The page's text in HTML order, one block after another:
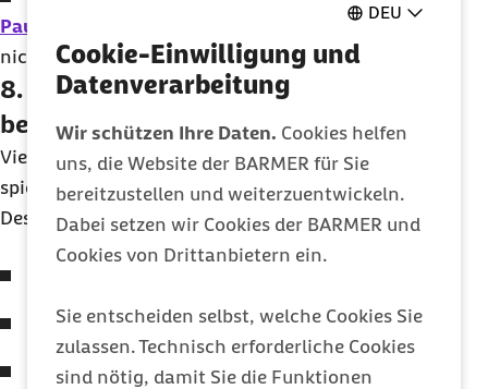
DEU
Cookie-Einwilligung und
Datenverarbeitung
Wir schützen Ihre Daten. Cookies helfen
uns, die Website der BARMER für Sie
bereitzustellen und weiterzuentwickeln.
Dabei setzen wir Cookies der BARMER und
Cookies von Drittanbietern ein.
Sie entscheiden selbst, welche Cookies Sie
zulassen. Technisch erforderliche Cookies
sind nötig, damit Sie die Funktionen
Pausen helfen dir
, konzentriert zu bleiben und dich
nicht zu überlasten.
8. Den Überblick über deine Spielzeit
behalten
Viele unterschätzen, wie viel Zeit sie tatsächlich
spielen.
Deshalb lohnt es sich:
auf die Dauer zu achten
dir klare Grenzen zu setzen